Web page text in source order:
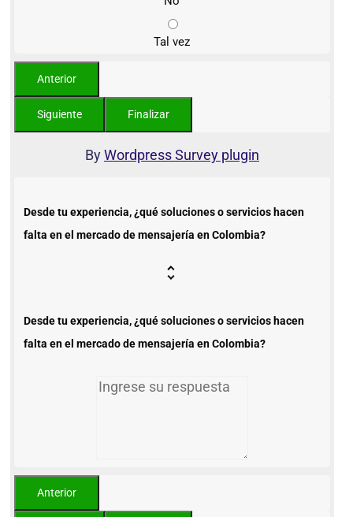
Tal vez
ByWordpress Survey plugin
Desde tu experiencia, ¿qué soluciones o servicios hacen
falta en el mercado de mensajería en Colombia?
Desde tu experiencia, ¿qué soluciones o servicios hacen
falta en el mercado de mensajería en Colombia?